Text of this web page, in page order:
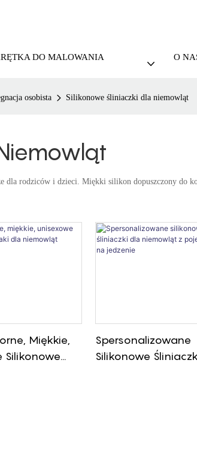
DO MALOWANIA
O
osobista Silikonowe śliniaczki dla niemowląt
rodziców i dzieci. Miękki silikon dopuszczony do
Miękkie,
Silikonowe
Spersonalizowane
Silikonowe